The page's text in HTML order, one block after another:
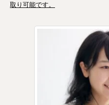
取り可能です。